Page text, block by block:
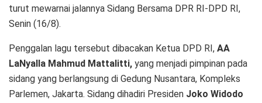
turut mewarnai jalannya Sidang Bersama DPR RI-DPD RI,
Senin (16/8).
Penggalan lagu tersebut dibacakan Ketua DPD RI, AA
LaNyalla Mahmud Mattalitti, yang menjadi pimpinan pada
sidang yang berlangsung di Gedung Nusantara, Kompleks
Parlemen, Jakarta. Sidang dihadiri Presiden Joko Widodo